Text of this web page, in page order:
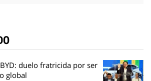
duelo fratricida por ser
global